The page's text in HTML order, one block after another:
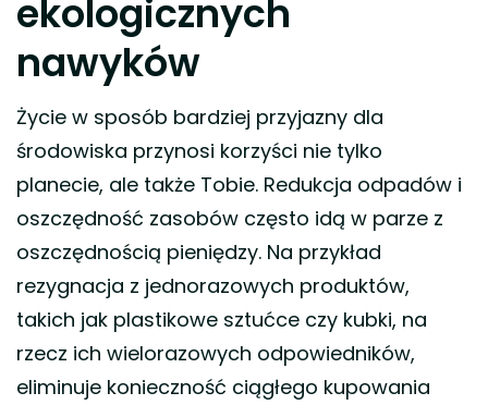
ekologicznych
nawyków
Życie w sposób bardziej przyjazny dla
środowiska przynosi korzyści nie tylko
planecie, ale także Tobie. Redukcja odpadów i
oszczędność zasobów często idą w parze z
oszczędnością pieniędzy. Na przykład
rezygnacja z jednorazowych produktów,
takich jak plastikowe sztućce czy kubki, na
rzecz ich wielorazowych odpowiedników,
eliminuje konieczność ciągłego kupowania